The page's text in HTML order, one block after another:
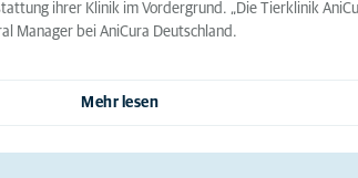
ihrer Klinik im Vordergrund. „Die Tierklinik
Manager bei AniCura Deutschland.
Mehr lesen